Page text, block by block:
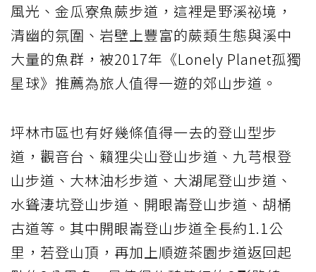
風光、金瓜寮魚蕨步道，這裡是野溪祕境，
清幽的氛圍、岩壁上豐富的蕨類生態與溪中
大量的魚群，被2017年《Lonely Planet孤獨
星球》推薦為旅人值得一遊的郊山步道。
坪林市區也有好幾條值得一去的登山型步
道，觀音台、籟狸尖山登山步道、九芎根登
山步道、大林油杉步道、大湖尾登山步道、
水聳淒坑登山步道、開眼崙登山步道、胡桶
古道等。其中開眼崙登山步道全長約1.1公
里，若登山頂，再加上順遊茶園步道返回起